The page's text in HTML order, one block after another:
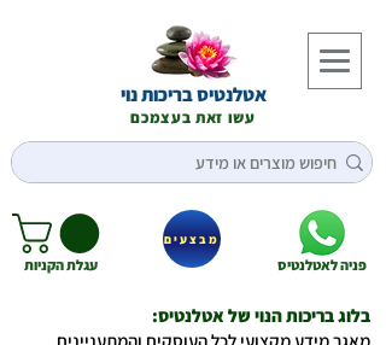
אטלנטיס בריכות נוי
עשו זאת בעצמכם
פניה לאטלנטיס עגלת הקניות
מבצעים
בלוג בריכות הנוי של אטלנטיס:
מאגר מידע מקצועי לכל העוסקים והמתעניינים